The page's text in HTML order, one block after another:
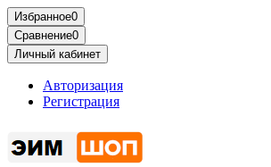
Избранное0
Сравнение0
Личный кабинет
Авторизация
Регистрация